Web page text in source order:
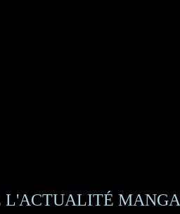
L'ACTUALITÉ